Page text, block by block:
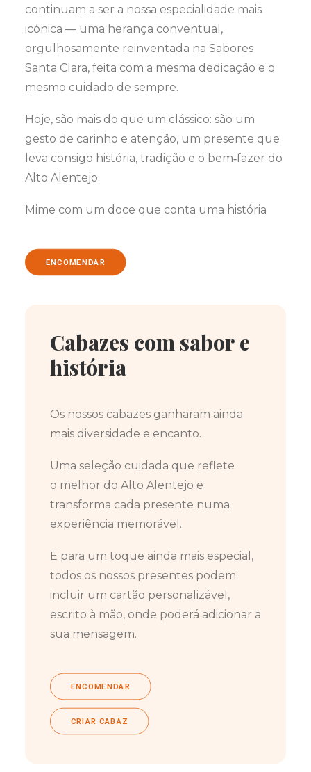
continuam a ser a nossa especialidade mais
icónica — uma herança conventual,
orgulhosamente reinventada na Sabores
Santa Clara, feita com a mesma dedicação e o
mesmo cuidado de sempre.
Hoje, são mais do que um clássico: são um
gesto de carinho e atenção, um presente que
leva consigo história, tradição e o bem‑fazer do
Alto Alentejo.
Mime com um doce que conta uma história
ENCOMENDAR
Cabazes com sabor e
história
Os nossos cabazes ganharam ainda
mais diversidade e encanto.
Uma seleção cuidada que reflete
o melhor do Alto Alentejo e
transforma cada presente numa
experiência memorável.
E para um toque ainda mais especial,
todos os nossos presentes podem
incluir um cartão personalizável,
escrito à mão, onde poderá adicionar a
sua mensagem.
ENCOMENDAR
CRIAR CABAZ